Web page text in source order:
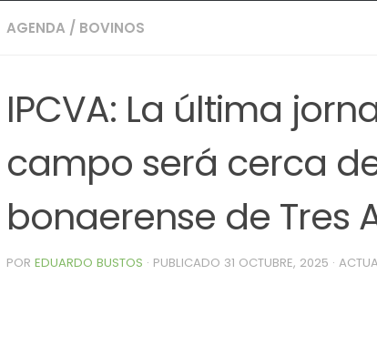
AGENDA / BOVINOS
IPCVA: La última
campo será cerca
bonaerense de Tres
POR EDUARDO BUSTOS · PUBLICADO 31 OCTUBRE, 2025 ·